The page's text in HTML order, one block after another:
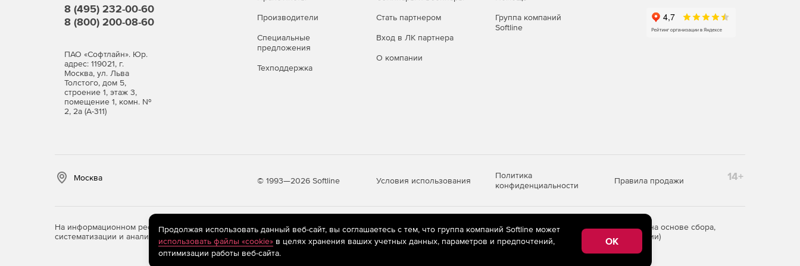
Виды лицензий
По числу защищаемых пользователей.
Программный продукт Dr.Web Mail Security Suite можно приобрести отдельно или в составе комплекса
Dr.Web Enterprise Security Suite. В последнем случае дополнительно лицензируется Центр управления
Dr.Web Enterprise Security Suite.
Антивирус + Центр управления
Антивирус + Антиспам + Центр управления
Также Dr.Web Mail SecuritySuite доступен в составе экономичных комплектов Dr.Web для малого и
8 (495) 232-00-60
8 (800) 200-08-60
ПАО «Софтлайн». Юр.
адрес: 119021, г.
Москва, ул. Льва
Толстого, дом 5,
строение 1, этаж 3,
помещение 1, комн. №
2, 2а (А-311)
Производители
Специальные
предложения
Техподдержка
Стать партнером
Вход в ЛК партнера
О компании
Группа компаний
Softline
Москва © 1993—2026 Softline Условия использования
Политика
конфиденциальности
Правила продажи 14+
На информационном ресурсе store.softline.ru применяютсярекомендательные технологии(информационные технологии предоставления информации на основе сбора,
систематизации и анализа сведений, относящихся к предпочтениям пользователей сети «Интернет», находящихся на территории Российской Федерации)
Продолжая использовать данный веб-сайт, вы соглашаетесь с тем, что группа компаний Softline может
использовать файлы «cookie»в целях хранения ваших учетных данных, параметров и предпочтений,
оптимизации работы веб-сайта.
OK